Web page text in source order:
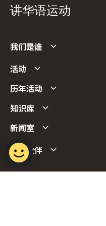
讲华语运动
我们是谁
活动
历年活动
知识库
新闻室
合作伙伴